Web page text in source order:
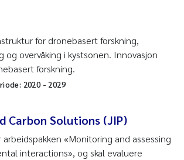
for dronebasert forskning,
og overvåking i kystsonen. Innovasjon
forskning.
2020- 2029
Carbon Solutions (JIP)
arbeidspakken «Monitoring and assessing
interactions», og skal evaluere